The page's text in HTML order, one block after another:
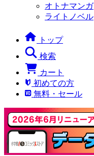
オトナマンガ
ライトノベル
トップ
検索
カート
初めての方
無料・セール